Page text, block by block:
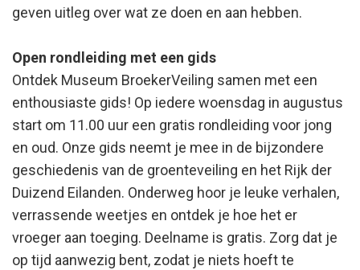
geven uitleg over wat ze doen en aan hebben.
Open rondleiding met een gids
Ontdek Museum BroekerVeiling samen met een
enthousiaste gids! Op iedere woensdag in augustus
start om 11.00 uur een gratis rondleiding voor jong
en oud. Onze gids neemt je mee in de bijzondere
geschiedenis van de groenteveiling en het Rijk der
Duizend Eilanden. Onderweg hoor je leuke verhalen,
verrassende weetjes en ontdek je hoe het er
vroeger aan toeging. Deelname is gratis. Zorg dat je
op tijd aanwezig bent, zodat je niets hoeft te